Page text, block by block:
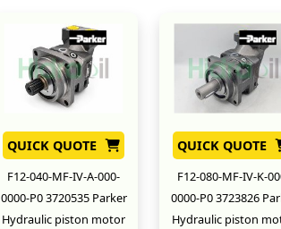
QUICK QUOTE
F12-040-MF-IV-A-000-
0000-P0 3720535 Parker
Hydraulic piston motor
QUICK QUOTE
F12-080-MF-IV-K-
0000-P0 3723826
Hydraulic piston